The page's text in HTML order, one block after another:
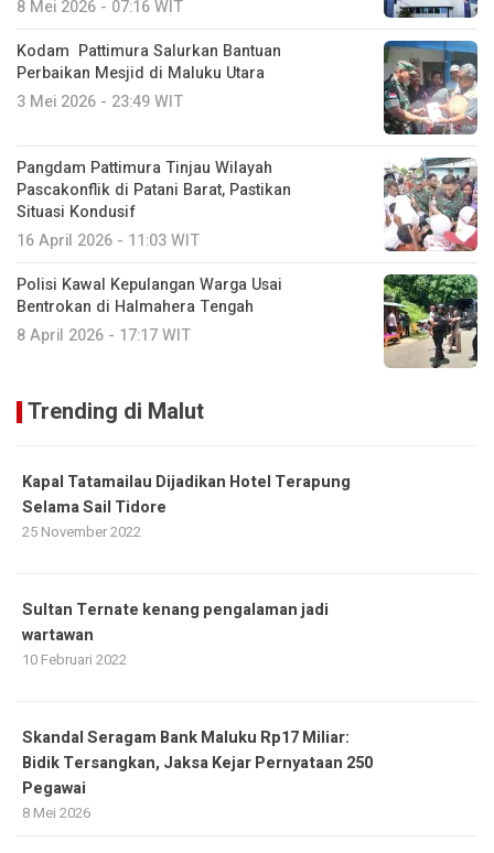
8 Mei 2026 - 07:16 WIT
Kodam Pattimura Salurkan Bantuan
Perbaikan Mesjid di Maluku Utara
3 Mei 2026 - 23:49 WIT
Pangdam Pattimura Tinjau Wilayah
Pascakonflik di Patani Barat, Pastikan
Situasi Kondusif
16 April 2026 - 11:03 WIT
Polisi Kawal Kepulangan Warga Usai
Bentrokan di Halmahera Tengah
8 April 2026 - 17:17 WIT
Trending di Malut
Kapal Tatamailau Dijadikan Hotel Terapung
Selama Sail Tidore
25 November 2022
Sultan Ternate kenang pengalaman jadi
wartawan
10 Februari 2022
Skandal Seragam Bank Maluku Rp17 Miliar:
Bidik Tersangkan, Jaksa Kejar Pernyataan 250
Pegawai
8 Mei 2026